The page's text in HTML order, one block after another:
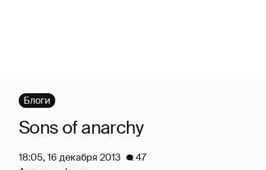
Блоги
Sons of anarchy
18:05, 16 декабря 2013
47